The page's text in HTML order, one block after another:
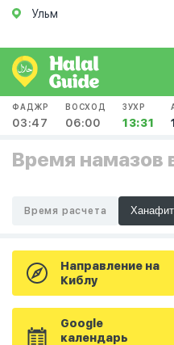
Ульм
ФАДЖР
03:47
ВОСХОД
06:00
ЗУХР
13:31
Время намазов
Время расчета
Направление на
Киблу
Google
календарь